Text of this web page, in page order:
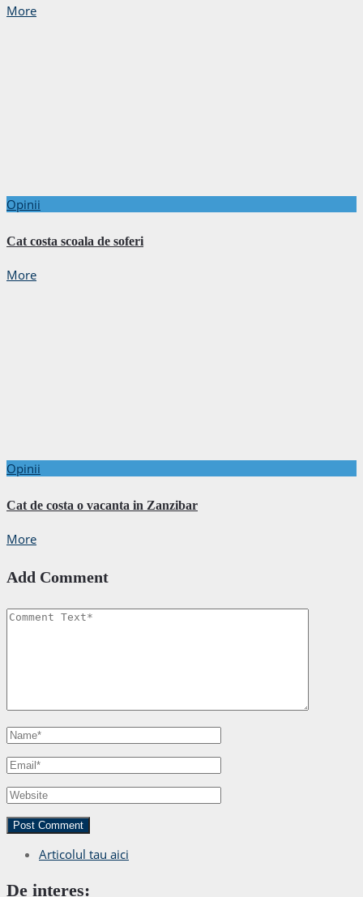
More
Opinii
Cat costa scoala de soferi
More
Opinii
Cat de costa o vacanta in Zanzibar
More
Add Comment
Articolul tau aici
De interes: